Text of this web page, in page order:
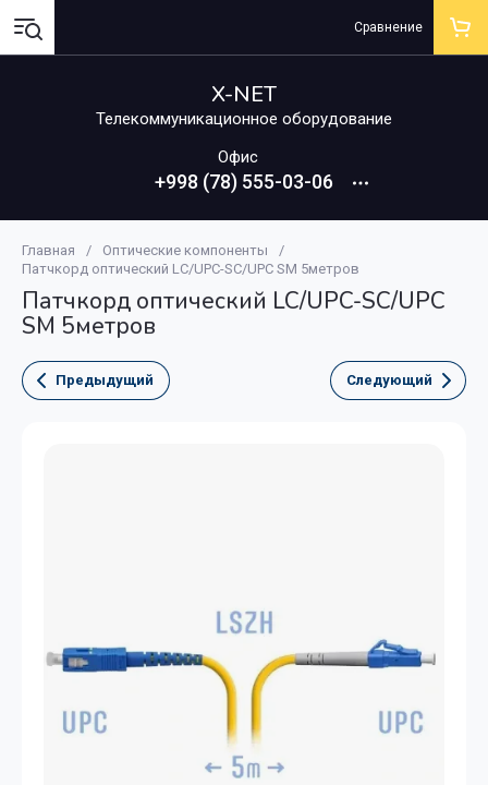
X-NET
Телекоммуникационное оборудование
Офис
+998 (78) 555-03-06
Сравнение
Главная / Оптические компоненты
/
Патчкорд оптический LC/UPC-SC/UPC SM 5метров
Патчкорд оптический LC/UPC-SC/UPC
SM 5метров
Предыдущий Следующий